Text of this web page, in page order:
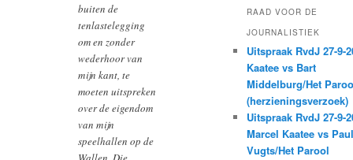
buiten de
tenlastelegging
om en zonder
wederhoor van
mijn kant, te
moeten uitspreken
over de eigendom
van mijn
speelhallen op de
RAAD VOOR DE
JOURNALISTIEK
Uitspraak RvdJ 27-9-
Kaatee vs Bart
Middelburg/Het
(herzieningsverzoek)
Uitspraak RvdJ 27-9-
Marcel Kaatee vs Paul
Vugts/Het Parool